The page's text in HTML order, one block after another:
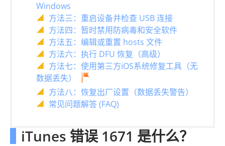
Windows
方法三：重启设备并检查 USB 连接
方法四：暂时禁用防病毒和安全软件
方法五：编辑或重置 hosts 文件
方法六：执行 DFU 恢复（高级）
方法七：使用第三方iOS系统修复工具（无
数据丢失）
方法八：恢复出厂设置（数据丢失警告）
常见问题解答 (FAQ)
iTunes 错误 1671 是什么？